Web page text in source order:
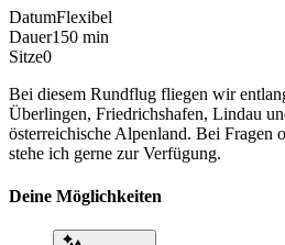
DatumFlexibel
Dauer150 min
Sitze0
Bei diesem Rundflug fliegen wir
Überlingen, Friedrichshafen, Lindau
österreichische Alpenland. Bei Fragen
stehe ich gerne zur Verfügung.
Deine Möglichkeiten